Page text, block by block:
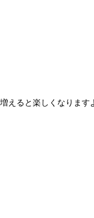
えると楽しくなります